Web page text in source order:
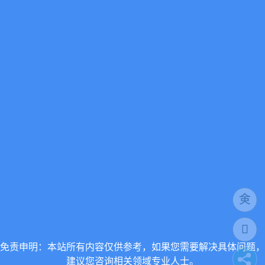
免责申明：本站所有内容仅供参考，如果您需要解决具体问题，
建议您咨询相关领域专业人士。